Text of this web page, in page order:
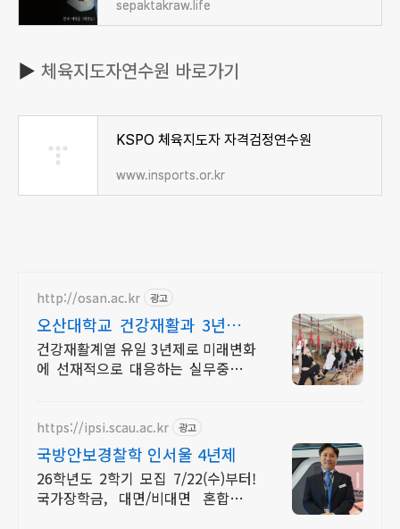
sepaktakraw.life
▶ 체육지도자연수원 바로가기
KSPO 체육지도자 자격검정연수원
www.insports.or.kr
http://osan.ac.kr 광고
오산대학교 건강재활과 3년계획
의 실무중심 커리큘럼
건강재활계열 유일 3년제로 미래변화
에 선재적으로 대응하는 실무중심교
도자 양성 학과
https://ipsi.scau.ac.kr 광고
국방안보경찰학 인서울 4년제
26학년도 2학기 모집 7/22(수)부터!
국가장학금, 대면/비대면 혼합교육